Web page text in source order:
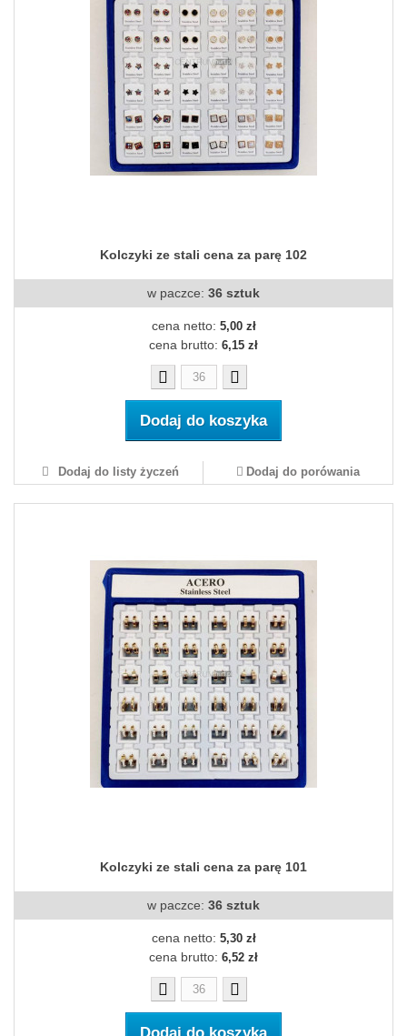
Kolczyki ze stali cena za parę 102
w paczce: 36 sztuk
cena netto: 5,00 zł
cena brutto: 6,15 zł
Dodaj do koszyka
Dodaj do listy życzeń Dodaj do porówania
Kolczyki ze stali cena za parę 101
w paczce: 36 sztuk
cena netto: 5,30 zł
cena brutto: 6,52 zł